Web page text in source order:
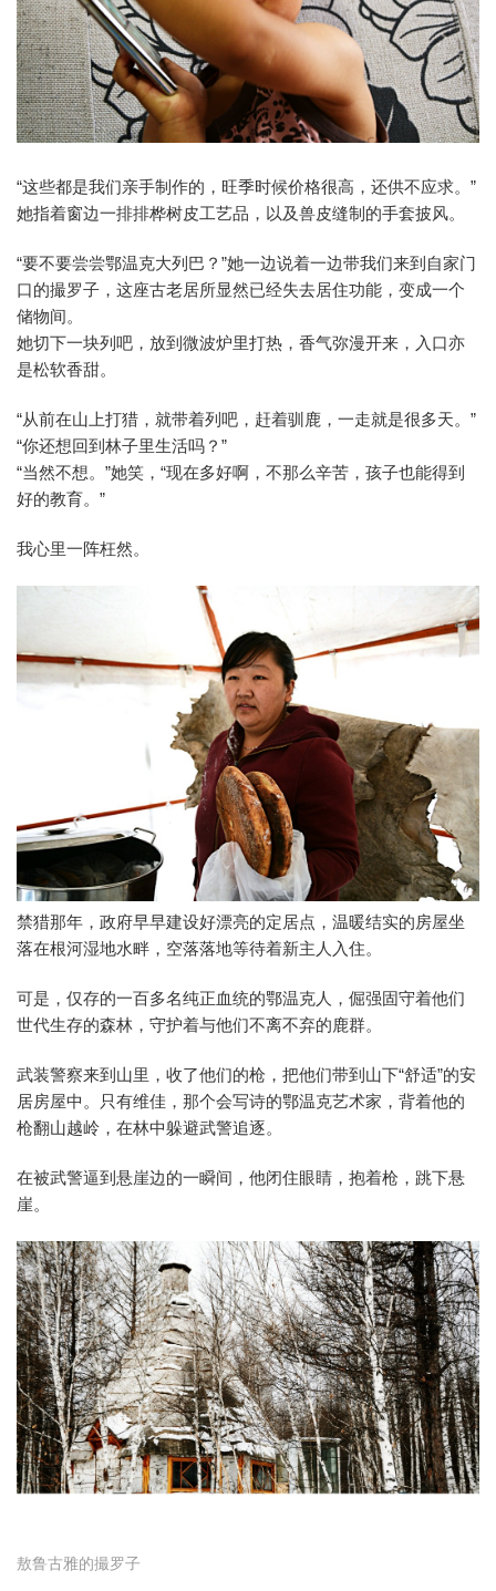
“这些都是我们亲手制作的，旺季时候价格很高，还供不应求。”
她指着窗边一排排桦树皮工艺品，以及兽皮缝制的手套披风。
“要不要尝尝鄂温克大列巴？”她一边说着一边带我们来到自家门
口的撮罗子，这座古老居所显然已经失去居住功能，变成一个
储物间。
她切下一块列吧，放到微波炉里打热，香气弥漫开来，入口亦
是松软香甜。
“从前在山上打猎，就带着列吧，赶着驯鹿，一走就是很多天。”
“你还想回到林子里生活吗？”
“当然不想。”她笑，“现在多好啊，不那么辛苦，孩子也能得到
好的教育。”
我心里一阵枉然。
禁猎那年，政府早早建设好漂亮的定居点，温暖结实的房屋坐
落在根河湿地水畔，空落落地等待着新主人入住。
可是，仅存的一百多名纯正血统的鄂温克人，倔强固守着他们
世代生存的森林，守护着与他们不离不弃的鹿群。
武装警察来到山里，收了他们的枪，把他们带到山下“舒适”的安
居房屋中。只有维佳，那个会写诗的鄂温克艺术家，背着他的
枪翻山越岭，在林中躲避武警追逐。
在被武警逼到悬崖边的一瞬间，他闭住眼睛，抱着枪，跳下悬
崖。
敖鲁古雅的撮罗子